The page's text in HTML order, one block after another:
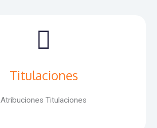
Titulaciones
Atribuciones Titulaciones